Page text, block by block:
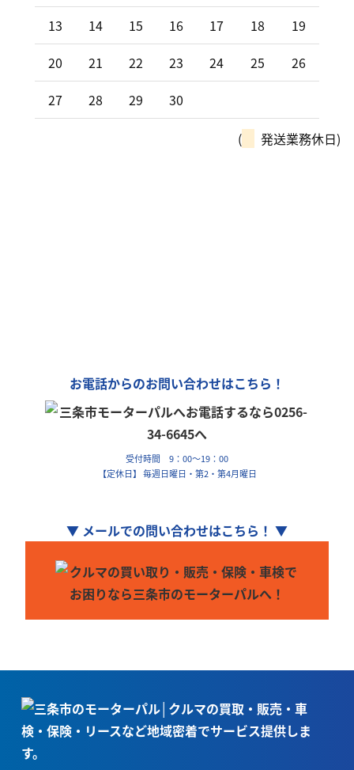
13
14 15 16 17 18
19
20
21 22 23 24 25
26
27
28 29 30
( 発送業務休日)
お電話からのお問い合わせはこちら！
受付時間 9：00～19：00
【定休日】 毎週日曜日・第2・第4月曜日
▼ メールでの問い合わせはこちら！ ▼